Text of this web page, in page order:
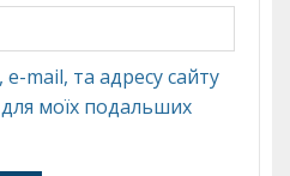
mail, та адресу сайту
моїх подальших